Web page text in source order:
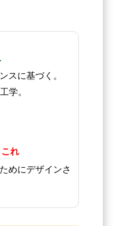
スに基づく。
学。
れ
めにデザインさ